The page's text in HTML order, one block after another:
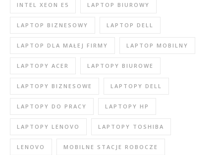
INTEL XEON E5 LAPTOP BIUROWY
LAPTOP BIZNESOWY LAPTOP DELL
LAPTOP DLA MAŁEJ FIRMY LAPTOP MOBILNY
LAPTOPY ACER LAPTOPY BIUROWE
LAPTOPY BIZNESOWE LAPTOPY DELL
LAPTOPY DO PRACY LAPTOPY HP
LAPTOPY LENOVO LAPTOPY TOSHIBA
LENOVO MOBILNE STACJE ROBOCZE